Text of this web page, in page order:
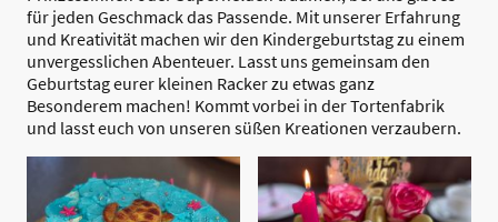
für jeden Geschmack das Passende. Mit unserer Erfahrung
und Kreativität machen wir den Kindergeburtstag zu einem
unvergesslichen Abenteuer. Lasst uns gemeinsam den
Geburtstag eurer kleinen Racker zu etwas ganz
Besonderem machen! Kommt vorbei in der Tortenfabrik
und lasst euch von unseren süßen Kreationen verzaubern.